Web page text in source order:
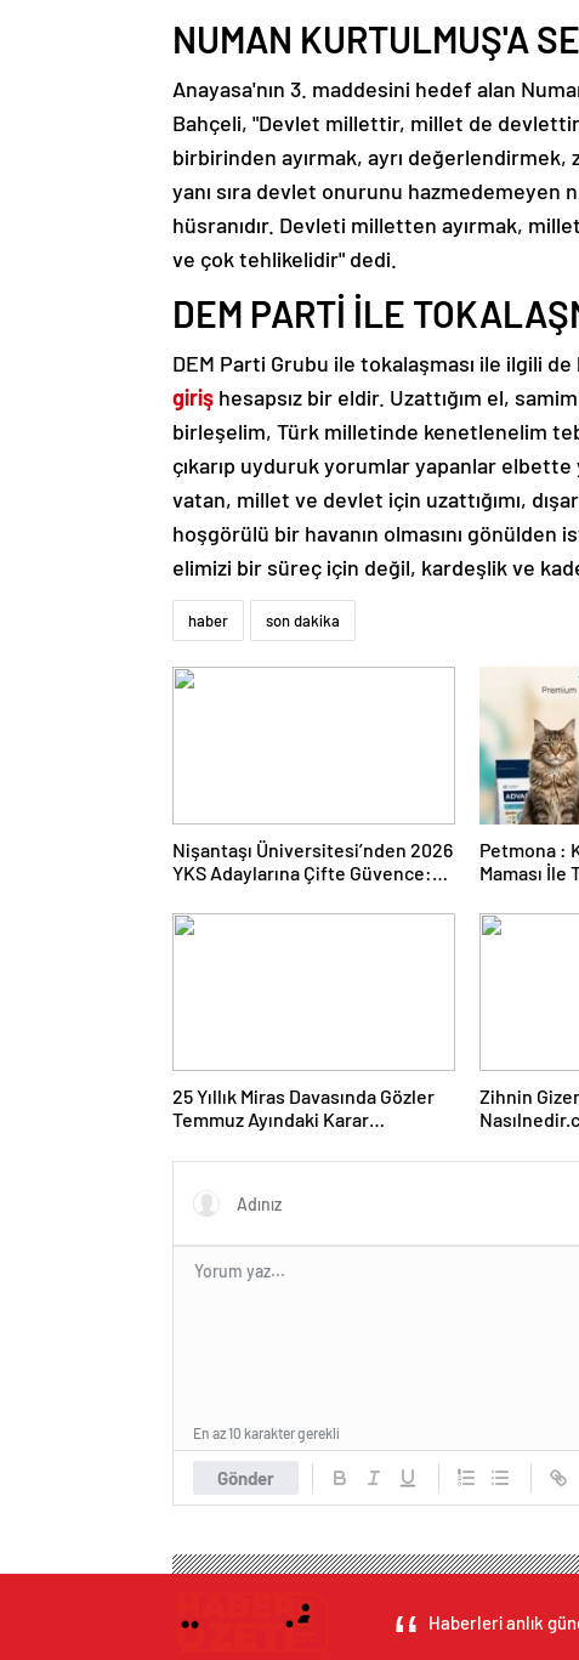
NUMAN KURTULMUŞ'A
Anayasa'nın 3. maddesini hedef alan
Bahçeli, "Devlet millettir, millet de
birbirinden ayırmak, ayrı değerlendirmek,
yanı sıra devlet onurunu hazmedemeyen
hüsranıdır. Devleti milletten ayırmak,
ve çok tehlikelidir" dedi.
DEM PARTİ İLE
DEM Parti Grubu ile tokalaşması ile ilgili
giriş hesapsız bir eldir. Uzattığım el,
birleşelim, Türk milletinde kenetlenelim
çıkarıp uyduruk yorumlar yapanlar elbette
vatan, millet ve devlet için uzattığımı,
hoşgörülü bir havanın olmasını
elimizi bir süreç için değil, kardeşlik ve
haber son dakika
Nişantaşı Üniversitesi’nden 2026
YKS Adaylarına Çifte Güvence:
Petmona :
Maması İle
25 Yıllık Miras Davasında Gözler
Temmuz Ayındaki Karar
Zihnin
Gönder
En az 10 karakter gerekli
Haberleri anlık